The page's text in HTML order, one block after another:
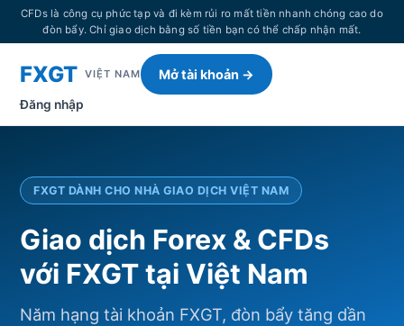
CFDs là công cụ phức tạp và đi kèm rủi ro mất tiền nhanh chóng cao do
đòn bẩy. Chỉ giao dịch bằng số tiền bạn có thể chấp nhận mất.
FXGT VIỆT NAM
Đăng nhập
Mở tài khoản →
FXGT DÀNH CHO NHÀ GIAO DỊCH VIỆT NAM
Giao dịch Forex & CFDs
với FXGT tại Việt Nam
Năm hạng tài khoản FXGT, đòn bẩy tăng dần